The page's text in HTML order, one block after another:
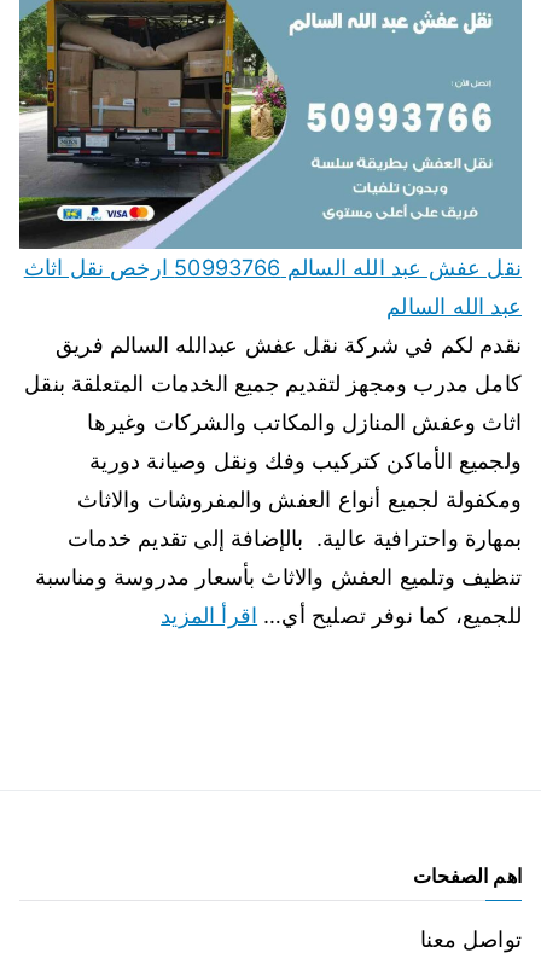
نقل عفش عبد الله السالم 50993766 ارخص نقل اثاث
عبد الله السالم
نقدم لكم في شركة نقل عفش عبدالله السالم فريق
كامل مدرب ومجهز لتقديم جميع الخدمات المتعلقة بنقل
اثاث وعفش المنازل والمكاتب والشركات وغيرها
ولجميع الأماكن كتركيب وفك ونقل وصيانة دورية
ومكفولة لجميع أنواع العفش والمفروشات والاثاث
بمهارة واحترافية عالية. بالإضافة إلى تقديم خدمات
تنظيف وتلميع العفش والاثاث بأسعار مدروسة ومناسبة
للجميع، كما نوفر تصليح أي… اقرأ المزيد
اهم الصفحات
تواصل معنا